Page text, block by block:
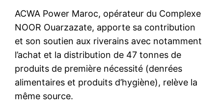
ACWA Power Maroc, opérateur du Complexe
NOOR Ouarzazate, apporte sa contribution
et son soutien aux riverains avec notamment
l’achat et la distribution de 47 tonnes de
produits de première nécessité (denrées
alimentaires et produits d’hygiène), relève la
même source.